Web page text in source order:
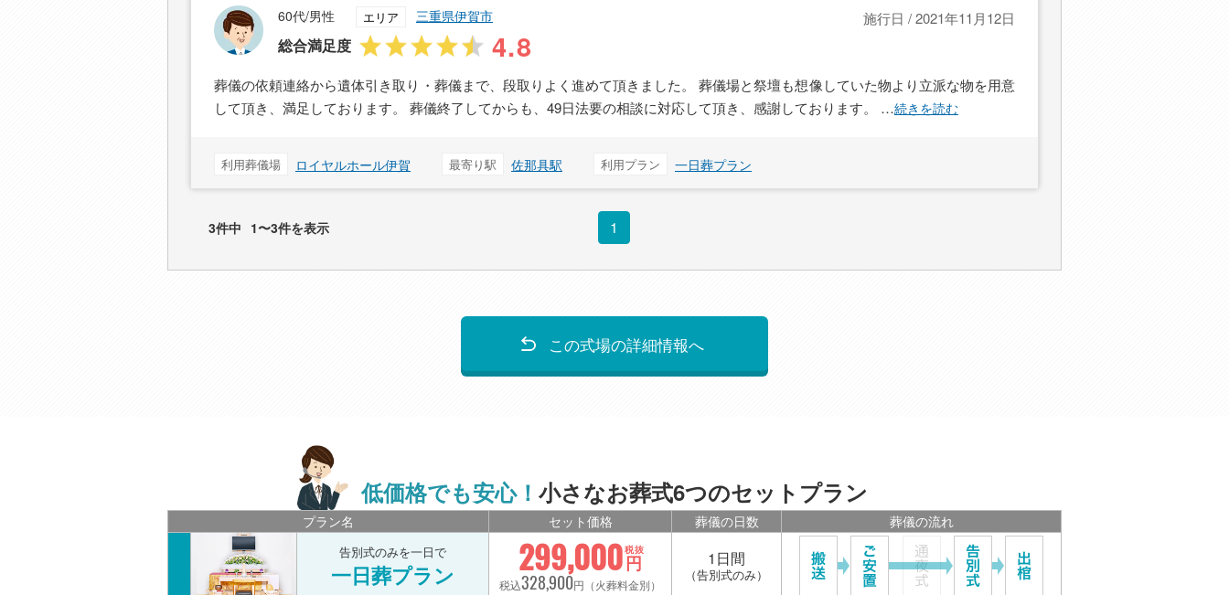
60代/男性 エリア 三重県伊賀市
総合満足度 4.8
施行日 / 2021年11月12日
葬儀の依頼連絡から遺体引き取り・葬儀まで、段取りよく進めて頂きました。 葬儀場と祭壇も想像していた物より立派な物を用意
して頂き、満足しております。 葬儀終了してからも、49日法要の相談に対応して頂き、感謝しております。 …続きを読む
利用葬儀場 ロイヤルホール伊賀 最寄り駅 佐那具駅 利用プラン 一日葬プラン
1
3件中 1〜3件を表示
この式場の詳細情報へ
低価格でも安心！ 小さなお葬式6つのセットプラン
プラン名 セット価格 葬儀の日数 葬儀の流れ
告別式のみを一日で
一日葬プラン 299,000円
税抜
税込328,900円（火葬料金別）
1日間
（告別式のみ）